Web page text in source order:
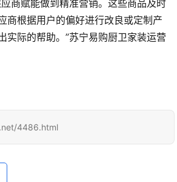
商赋能做到精准营销。这些商品及时
商根据用户的偏好进行改良或定制产
实际的帮助。”苏宁易购厨卫家装运营
4486.html